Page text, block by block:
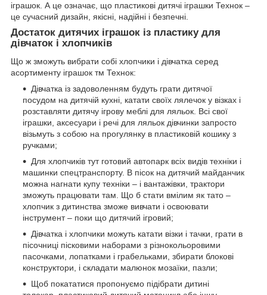
іграшок. А це означає, що пластикові дитячі іграшки Технок –
це сучасний дизайн, якісні, надійні і безпечні.
Достаток дитячих іграшок із пластику для
дівчаток і хлопчиків
Що ж зможуть вибрати собі хлопчики і дівчатка серед
асортименту іграшок тм Технок:
Дівчатка із задоволенням будуть грати дитячої
посудом на дитячій кухні, катати своїх лялечок у візках і
розставляти дитячу ігрову меблі для ляльок. Всі свої
іграшки, аксесуари і речі для ляльок дівчинки запросто
візьмуть з собою на прогулянку в пластиковій кошику з
ручками;
Для хлопчиків тут готовий автопарк всіх видів техніки і
машинки спецтранспорту. В пісок на дитячий майданчик
можна нагнати купу техніки – і вантажівки, трактори
зможуть працювати там. Що б стати вмілим як тато –
хлопчик з дитинства зможе вивчати і освоювати
інструмент – поки що дитячий ігровий;
Дівчатка і хлопчики можуть катати візки і тачки, грати в
пісочниці пісковими наборами з різнокольоровими
пасочками, лопатками і грабельками, збирати блокові
конструктори, і складати малюнок мозаїки, пазли;
Щоб покататися пропонуємо підібрати дитині